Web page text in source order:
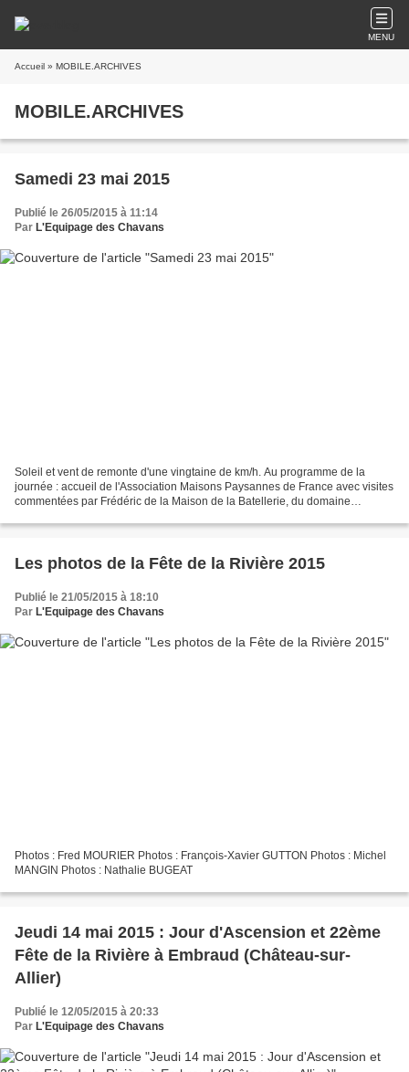
MENU
Accueil » MOBILE.ARCHIVES
MOBILE.ARCHIVES
Samedi 23 mai 2015
Publié le 26/05/2015 à 11:14
Par L'Equipage des Chavans
Soleil et vent de remonte d'une vingtaine de km/h. Au programme de la
journée : accueil de l'Association Maisons Paysannes de France avec visites
commentées par Frédéric de la Maison de la Batellerie, du domaine
Les photos de la Fête de la Rivière 2015
Publié le 21/05/2015 à 18:10
Par L'Equipage des Chavans
Photos : Fred MOURIER Photos : François-Xavier GUTTON Photos : Michel
MANGIN Photos : Nathalie BUGEAT
Jeudi 14 mai 2015 : Jour d'Ascension et 22ème
Fête de la Rivière à Embraud (Château-sur-
Allier)
Publié le 12/05/2015 à 20:33
Par L'Equipage des Chavans